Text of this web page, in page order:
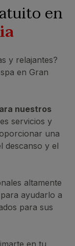
en
y relajantes?
en Gran
nuestros
servicios y
una
descanso y el
altamente
ayudarlo a
para sus